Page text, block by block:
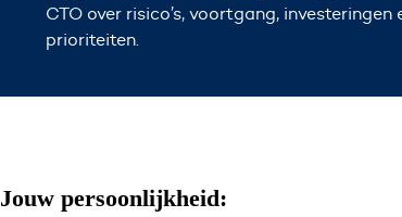
CTO over risico’s, voortgang, investeringen
prioriteiten.
Jouw persoonlijkheid: